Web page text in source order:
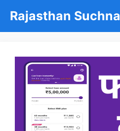
content
Rajasthan Suchna